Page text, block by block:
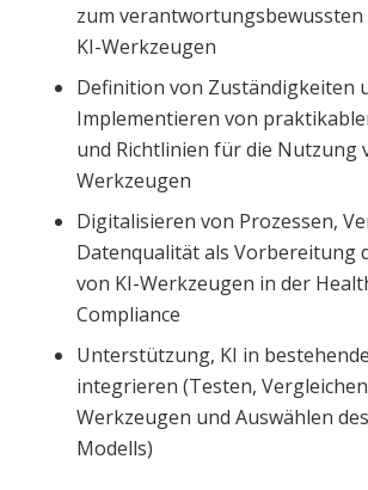
zum
KI-Werkzeugen
Definition von Zuständigkeiten
Implementieren von
und Richtlinien für die Nutzung
Werkzeugen
Digitalisieren von Prozessen,
Datenqualität als Vorbereitung
von KI-Werkzeugen in der
Compliance
Unterstützung, KI in
integrieren (Testen,
Werkzeugen und Auswählen
Modells)